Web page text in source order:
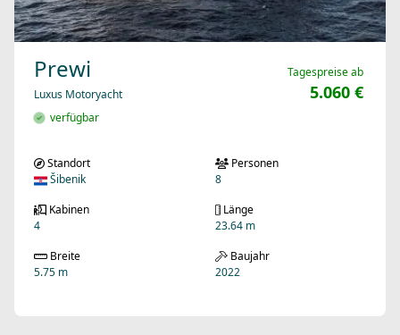
Prewi
Luxus Motoryacht
verfügbar
Tagespreise ab
5.060 €
Standort
Šibenik
Personen
8
Kabinen
4
Länge
23.64 m
Breite
5.75 m
Baujahr
2022